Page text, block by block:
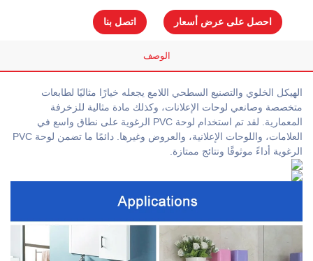
احصل على عرض أسعار اتصل بنا
الوصف
الهيكل الخلوي والتصنيع السطحي اللامع يجعله خيارًا مثاليًا لطابعات
متخصصة وصانعي لوحات الإعلانات، وكذلك مادة مثالية للزخرفة
المعمارية. لقد تم استخدام لوحة PVC الرغوية على نطاق واسع في
العلامات، واللوحات الإعلانية، والعروض وغيرها. دائمًا ما تضمن لوحة PVC
الرغوية أداءً موثوقًا ونتائج ممتازة.